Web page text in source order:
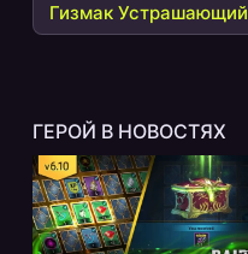
Гизмак Устрашающий
ГЕРОЙ В НОВОСТЯХ